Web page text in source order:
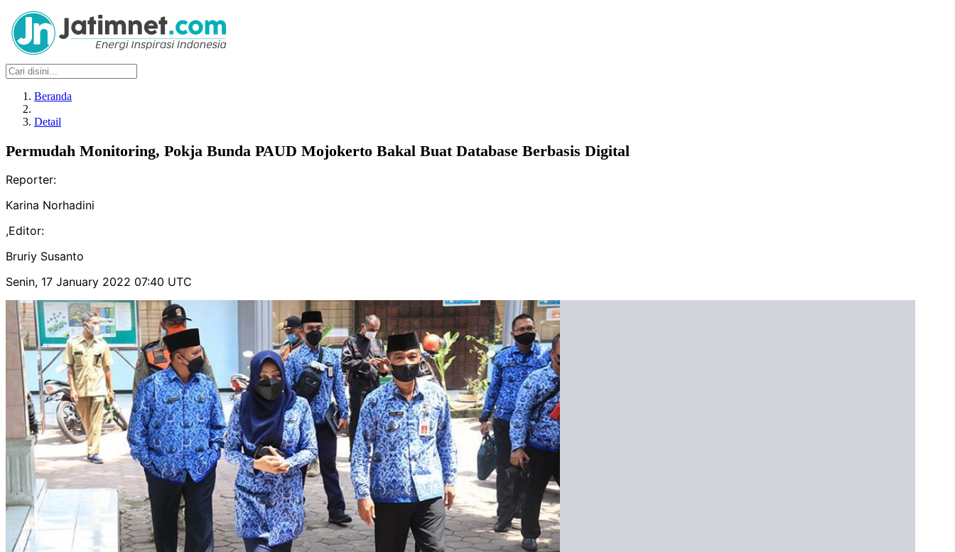
Beranda
Detail
Permudah Monitoring, Pokja Bunda PAUD Mojokerto Bakal Buat Database Berbasis Digital
Reporter:
Karina Norhadini
,Editor:
Bruriy Susanto
Senin, 17 January 2022 07:40 UTC